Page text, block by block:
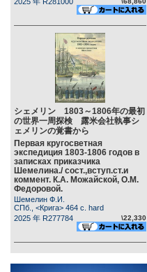
シェメリン 1803～1806年の最初
の世界一周探検 露米会社執事シ
ェメリンの覚書から
Первая кругосветная
экспедиция 1803-1806 годов в
записках приказчика
Шемелина./ сост.,вступ.ст.и
коммент. К.А. Можайской, О.М.
Федоровой.
Шемелин Ф.И.
СПб., <Крига> 464 c. hard
2025 年 R277784
\22,330